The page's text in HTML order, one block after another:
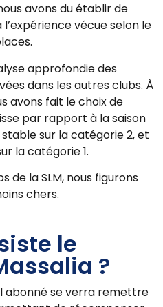
avons du établir de
vécue selon le
approfondie des
dans les autres clubs. À
avons fait le choix de
par rapport à la saison
sur la catégorie 2, et
la catégorie 1.
de la SLM, nous figurons
chers.
le
?
abonné se verra remettre